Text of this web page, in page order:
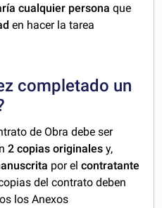
cualquier persona que
en hacer la tarea
completado un
de Obra debe ser
2 copias originales y,
por elcontratante
del contrato deben
los Anexos